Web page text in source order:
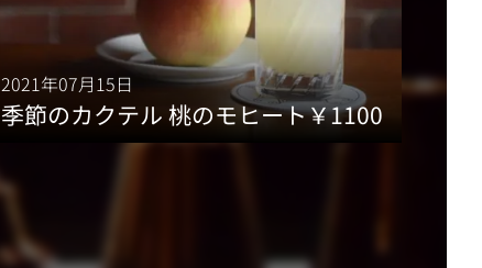
2021年07月15日
季節のカクテル 桃のモヒート￥1100